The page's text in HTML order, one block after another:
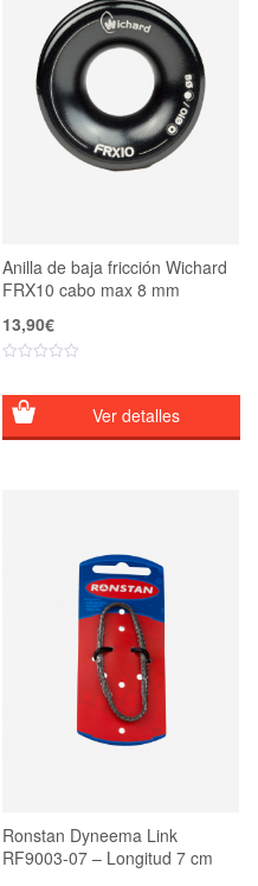
Anilla de baja fricción Wichard
FRX10 cabo max 8 mm
13,90€
Ver detalles
Ronstan Dyneema Link
RF9003-07 – Longitud 7 cm